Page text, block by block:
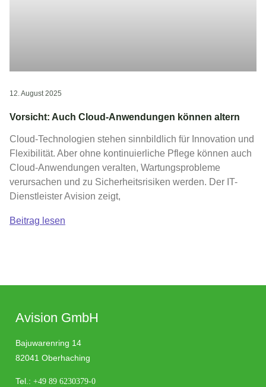
Vorsicht: Auch Cloud-Anwendungen können altern
Cloud-Technologien stehen sinnbildlich für Innovation und
Flexibilität. Aber ohne kontinuierliche Pflege können auch
Cloud-Anwendungen veralten, Wartungsprobleme
verursachen und zu Sicherheitsrisiken werden. Der IT-
Dienstleister Avision zeigt,
Beitrag lesen
12. August 2025
Avision GmbH
Bajuwarenring 14
82041 Oberhaching
Tel.: +49 89 6230379-0